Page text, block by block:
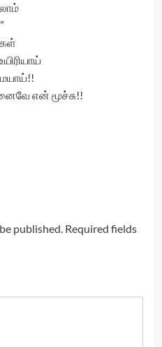
என் மூச்சு!!
published. Required fields